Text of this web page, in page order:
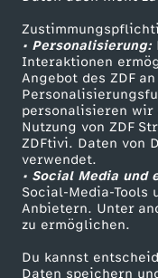
• Personalisierung:
Interaktionen
Angebot des ZDF
personalisieren wir
Nutzung von ZDF
ZDFtivi. Daten von
verwendet.
• Social Media und
Social-Media-Tools
Anbietern. Unter
zu ermöglichen.
Du kannst
Daten speichern
z
t
e
o
h
n
Livestreams
Sendungen A-Z
TV-Programm
ZDF Unternehmen
Karriere
ZDF goes Schule